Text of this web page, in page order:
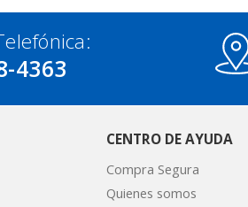
4363
CENTRO DE AYUDA
Compra Segura
Quienes somos